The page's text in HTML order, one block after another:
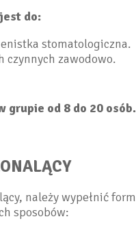
do:
stomatologiczna.
zawodowo.
grupie od 8 do 20 osób.
należy wypełnić
sposobów: